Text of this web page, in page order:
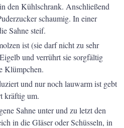
den Kühlschrank. Anschließend
schaumig. In einer
Sahne steif.
ist (sie darf nicht zu sehr
und verrührt sie sorgfältig
Klümpchen.
und nur noch lauwarm ist gebt
kräftig um.
Sahne unter und zu letzt den
in die Gläser oder Schüsseln, in